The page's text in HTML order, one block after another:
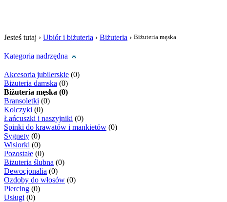
Jesteś tutaj › Ubiór i biżuteria › Biżuteria › Biżuteria męska
Kategoria nadrzędna
Akcesoria jubilerskie (0)
Biżuteria damska (0)
Biżuteria męska (0)
Bransoletki (0)
Kolczyki (0)
Łańcuszki i naszyjniki (0)
Spinki do krawatów i mankietów (0)
Sygnety (0)
Wisiorki (0)
Pozostałe (0)
Biżuteria ślubna (0)
Dewocjonalia (0)
Ozdoby do włosów (0)
Piercing (0)
Usługi (0)